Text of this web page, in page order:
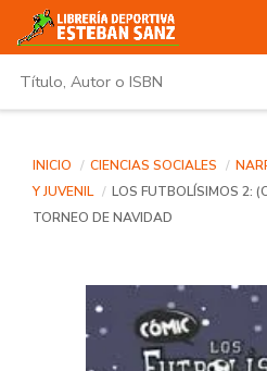
INICIO CIENCIAS SOCIALES
Y JUVENIL
LOS FUTBOLÍSIMOS 2:
TORNEO DE NAVIDAD